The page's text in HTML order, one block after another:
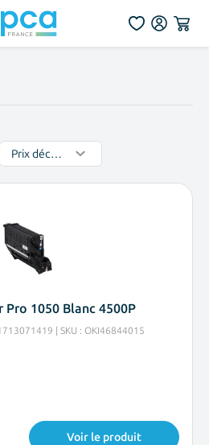
Pro 1050 Blanc 4500P
| SKU : OKI46844015
Voir le produit